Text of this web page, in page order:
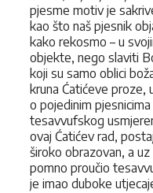
pjesme motiv je
kao što naš pjesnik
kako rekosmo – u
objekte, nego slaviti
koji su samo oblici
kruna Ćatićeve proze,
o pojedinim
tesavvufskog
ovaj Ćatićev rad,
široko obrazovan, a
pomno proučio
je imao duboke